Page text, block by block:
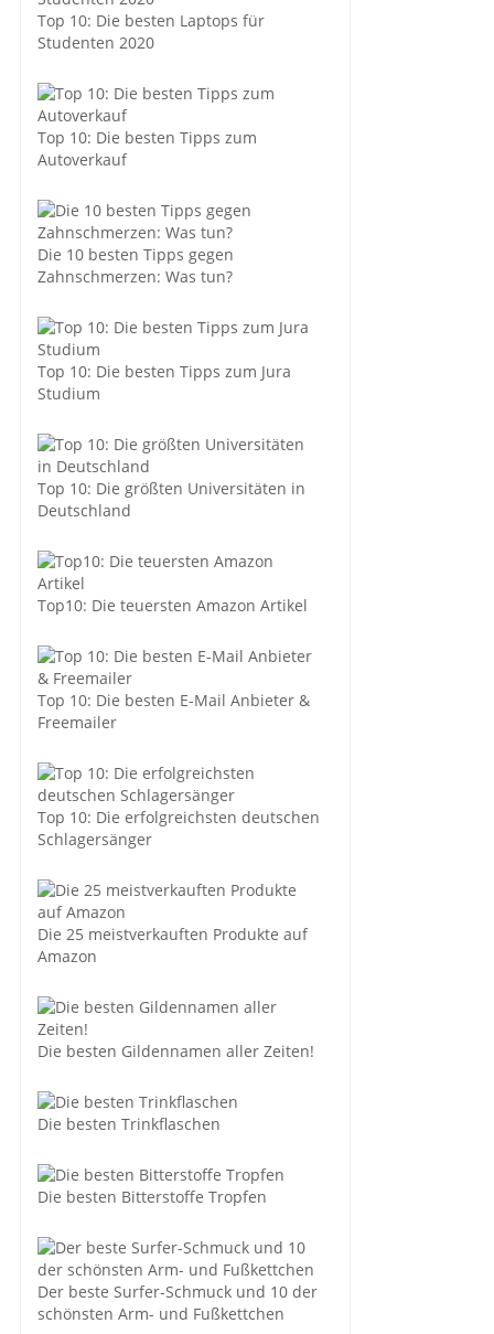
Top 10: Die besten Laptops für
Studenten 2020
Top 10: Die besten Tipps zum
Autoverkauf
Die 10 besten Tipps gegen
Zahnschmerzen: Was tun?
Top 10: Die besten Tipps zum Jura
Studium
Top 10: Die größten Universitäten in
Deutschland
Top10: Die teuersten Amazon Artikel
Top 10: Die besten E-Mail Anbieter &
Freemailer
Top 10: Die erfolgreichsten deutschen
Schlagersänger
Die 25 meistverkauften Produkte auf
Amazon
Die besten Gildennamen aller Zeiten!
Die besten Trinkflaschen
Die besten Bitterstoffe Tropfen
Der beste Surfer-Schmuck und 10 der
schönsten Arm- und Fußkettchen